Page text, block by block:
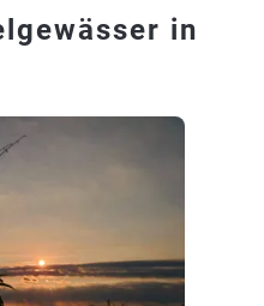
in